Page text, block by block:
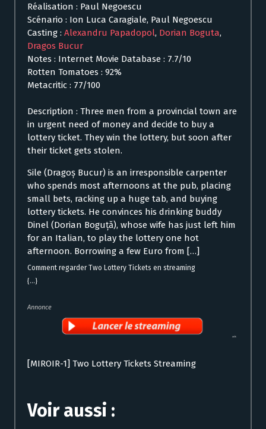
Réalisation : Paul Negoescu
Scénario : Ion Luca Caragiale, Paul Negoescu
Casting : Alexandru Papadopol, Dorian Boguta,
Dragos Bucur
Notes : Internet Movie Database : 7.7/10
Rotten Tomatoes : 92%
Metacritic : 77/100
Description : Three men from a provincial town are
in urgent need of money and decide to buy a
lottery ticket. They win the lottery, but soon after
their ticket gets stolen.
Sile (Dragoș Bucur) is an irresponsible carpenter
who spends most afternoons at the pub, placing
small bets, racking up a huge tab, and buying
lottery tickets. He convinces his drinking buddy
Dinel (Dorian Boguță), whose wife has just left him
for an Italian, to play the lottery one hot
afternoon. Borrowing a few Euro from […]
Comment regarder Two Lottery Tickets en streaming
{...}
Annonce
[MIROIR-1] Two Lottery Tickets Streaming
Voir aussi :